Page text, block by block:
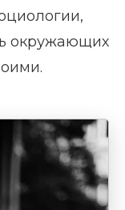
окружающих